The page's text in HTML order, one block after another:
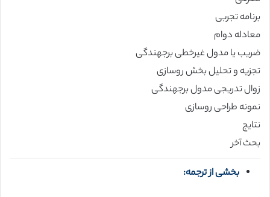
برنامه تجربی
معادله دوام
ضریب یا مدول غیرخطی برجهندگی
تجزیه و تحلیل بخش روسازی
زوال تدریجی مدول برجهندگی
نمونه طراحی روسازی
نتایج
بحث آخر
بخشی از ترجمه: